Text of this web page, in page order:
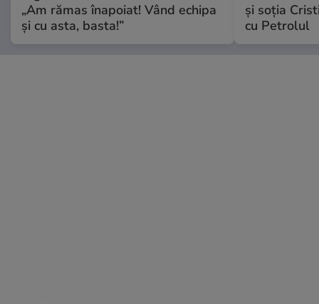
„Am rămas înapoiat! Vând echipa
și cu asta, basta!”
și soția
cu Petrolul